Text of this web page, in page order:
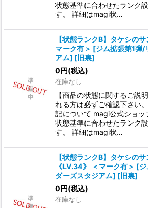
状態基準に合わせたランク
す。 詳細はmagi状…
【状態ランクB】タケシの
マーク有＞ [ジム拡張第1弾/
アム] [旧裏]
0円(税込)
在庫なし
【商品の状態に関するご説
れる方は必ずご確認下さい
記について magi公式ショッ
状態基準に合わせたランク
す。 詳細はmagi状…
【状態ランクB】タケシの
《LV.34》 ＜マーク有＞ [
ダーズスタジアム] [旧裏]
0円(税込)
在庫なし